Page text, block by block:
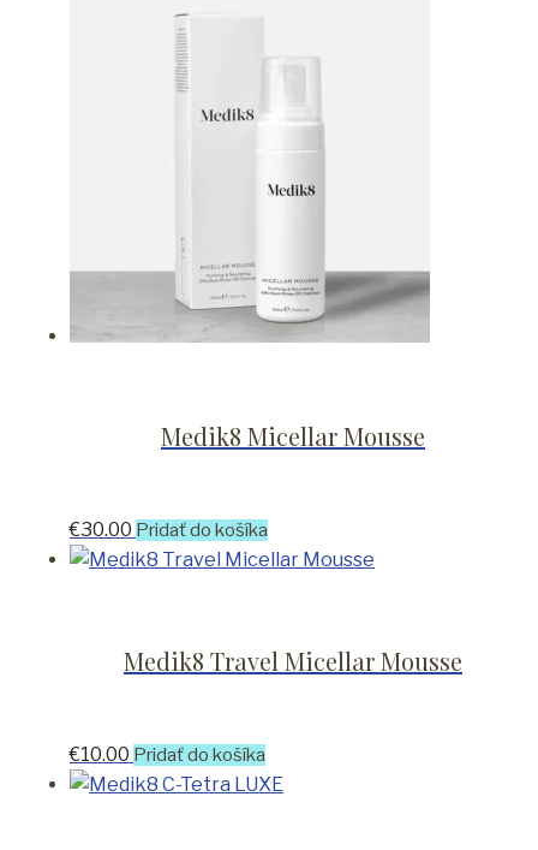
Medik8 Micellar Mousse
€30.00 Pridať do košíka
Medik8 Travel Micellar Mousse
€10.00 Pridať do košíka